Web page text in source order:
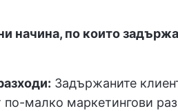
начина, по които
Задържаните
малко маркетингови